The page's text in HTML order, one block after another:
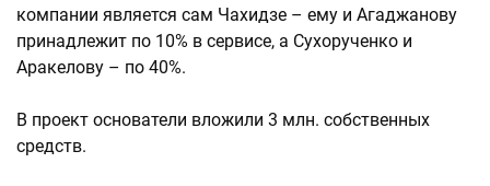
компании является сам Чахидзе – ему и Агаджанову
принадлежит по 10% в сервисе, а Сухорученко и
Аракелову – по 40%.
В проект основатели вложили 3 млн. собственных
средств.